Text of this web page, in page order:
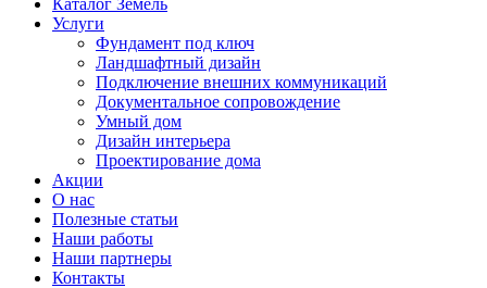
Каталог Земель
Услуги
Фундамент под ключ
Ландшафтный дизайн
Подключение внешних коммуникаций
Документальное сопровождение
Умный дом
Дизайн интерьера
Проектирование дома
Акции
О нас
Полезные статьи
Наши работы
Наши партнеры
Контакты